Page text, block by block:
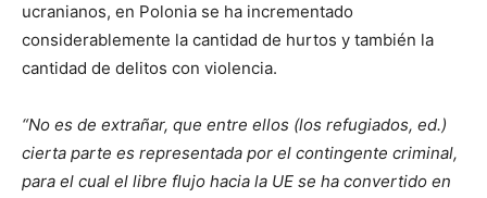
ucranianos, en Polonia se ha incrementado
considerablemente la cantidad de hurtos y también la
cantidad de delitos con violencia.
“No es de extrañar, que entre ellos (los refugiados, ed.)
cierta parte es representada por el contingente criminal,
para el cual el libre flujo hacia la UE se ha convertido en